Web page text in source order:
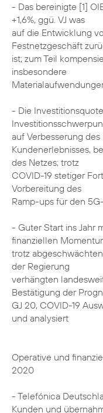
- Das bereinigte [1]
+1,6%, ggü. VJ was
auf die Entwicklung
Festnetzgeschäft
ist; zum Teil
insbesondere
- Die
auf Verbesserung des
Kundenerlebnisses,
des Netzes; trotz
COVID-19 stetiger
Vorbereitung des
Ramp-ups für den
- Guter Start ins Jahr
finanziellen
trotz
der Regierung
verhängten
Bestätigung der
GJ 20, COVID-19
und analysiert
Operative und
2020
- Telefónica
Kunden und